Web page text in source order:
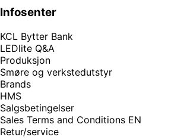
Infosenter
KCL Bytter Bank
LEDlite Q&A
Produksjon
Smøre og verkstedutstyr
Brands
HMS
Salgsbetingelser
Sales Terms and Conditions EN
Retur/service